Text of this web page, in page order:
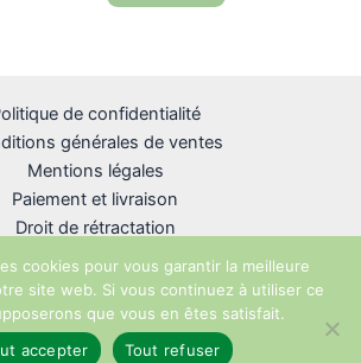
de confidentialité
générales de ventes
Mentions légales
Paiement et livraison
Droit de rétractation
© 2026 R-unik Création
cookies pour vous garantir la meilleure
site web. Si vous continuez à utiliser ce
que vous en êtes satisfait.
accepter
Tout refuser